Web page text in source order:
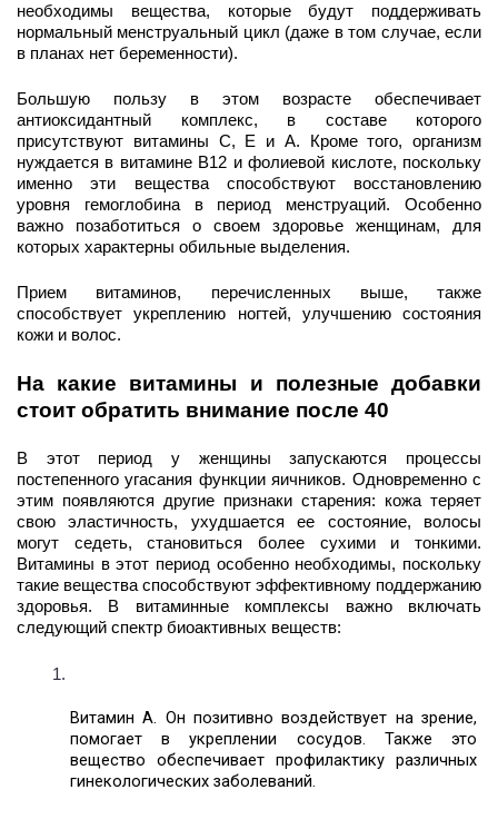
необходимы вещества, которые будут поддерживать
нормальный менструальный цикл (даже в том случае, если
в планах нет беременности).
Большую пользу в этом возрасте обеспечивает
антиоксидантный комплекс, в составе которого
присутствуют витамины С, Е и А. Кроме того, организм
нуждается в витамине В12 и фолиевой кислоте, поскольку
именно эти вещества способствуют восстановлению
уровня гемоглобина в период менструаций. Особенно
важно позаботиться о своем здоровье женщинам, для
которых характерны обильные выделения.
Прием витаминов, перечисленных выше, также
способствует укреплению ногтей, улучшению состояния
кожи и волос.
На какие витамины и полезные добавки
стоит обратить внимание после 40
В этот период у женщины запускаются процессы
постепенного угасания функции яичников. Одновременно с
этим появляются другие признаки старения: кожа теряет
свою эластичность, ухудшается ее состояние, волосы
могут седеть, становиться более сухими и тонкими.
Витамины в этот период особенно необходимы, поскольку
такие вещества способствуют эффективному поддержанию
здоровья. В витаминные комплексы важно включать
следующий спектр биоактивных веществ:
Витамин А. Он позитивно воздействует на зрение,
помогает в укреплении сосудов. Также это
вещество обеспечивает профилактику различных
гинекологических заболеваний.